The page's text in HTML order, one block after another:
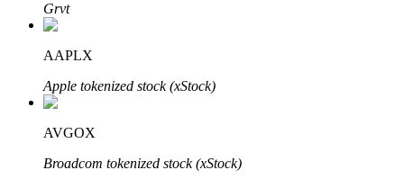
Партнеры Bitrue
До 65% комиссии!
Grvt
AAPLX
Apple tokenized stock (xStock)
AVGOX
Broadcom tokenized stock (xStock)